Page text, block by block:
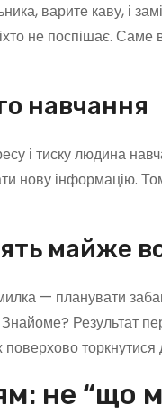
варите каву, і
не поспішає.
навчання
і тиску людина
нову інформацію.
майже
— планувати
Результат
поверхово торкнутися
не “що